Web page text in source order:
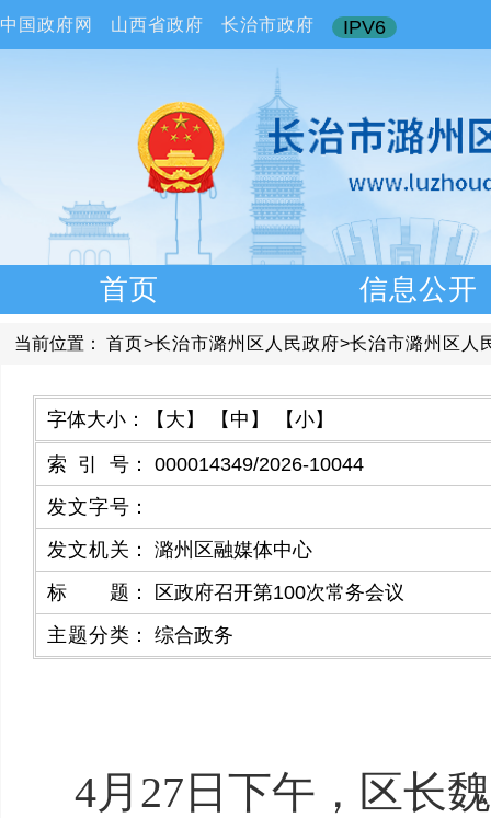
中国政府网 山西省政府 长治市政府 IPV6
首页 信息公开
当前位置： 首页>长治市潞州区人民政府>长治市潞州区人
字体大小： 【大】 【中】 【小】
索引号 ：
000014349/2026-10044
发文字号 ：
发文机关 ：
潞州区融媒体中心
标题 ：
区政府召开第100次常务会议
主题分类 ： 综合政务
4月27日下午，区长